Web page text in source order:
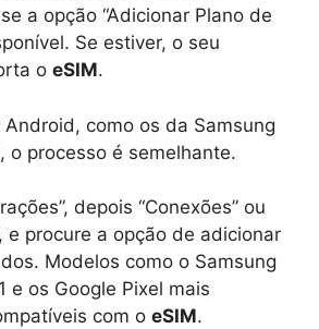
a opção “Adicionar Plano de
Se estiver, o seu
o eSIM.
como os da Samsung
o processo é semelhante.
depois “Conexões” ou
e procure a opção de adicionar
Modelos como o Samsung
e os Google Pixel mais
com o eSIM.